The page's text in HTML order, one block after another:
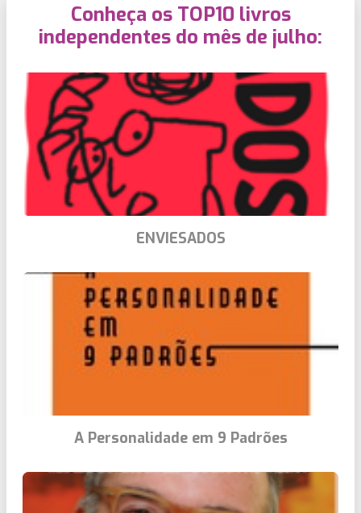
Conheça os TOP10 livros
independentes do mês de julho:
ENVIESADOS
A Personalidade em 9 Padrões